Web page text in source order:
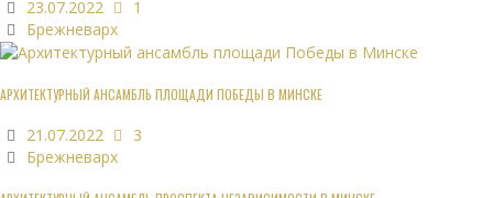
23.07.2022
1
Брежневарх
АРХИТЕКТУРНЫЙ АНСАМБЛЬ ПЛОЩАДИ ПОБЕДЫ В МИНСКЕ
21.07.2022
3
Брежневарх